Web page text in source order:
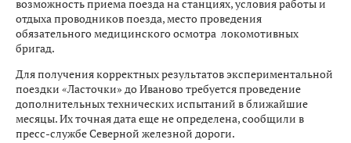
возможность приема поезда на станциях, условия работы и
отдыха проводников поезда, место проведения
обязательного медицинского осмотра локомотивных
бригад.
Для получения корректных результатов экспериментальной
поездки «Ласточки» до Иваново требуется проведение
дополнительных технических испытаний в ближайшие
месяцы. Их точная дата еще не определена, сообщили в
пресс-службе Северной железной дороги.